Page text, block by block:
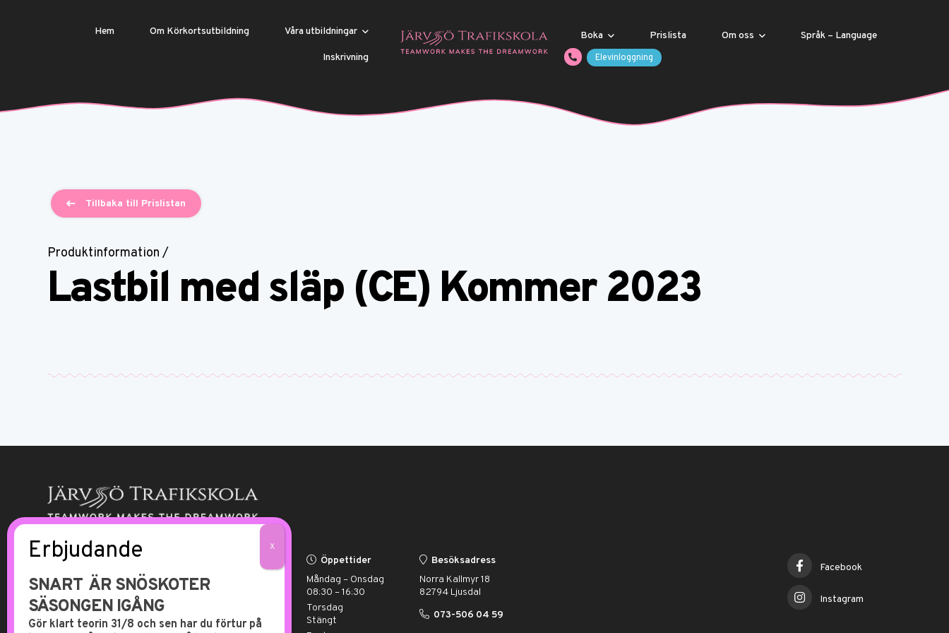
Hem Om Körkortsutbildning Våra utbildningar
Inskrivning
Boka Prislista Om oss Språk – Language
Elevinloggning
Tillbaka till Prislistan
Produktinformation /
Lastbil med släp (CE) Kommer 2023
På Kallmyrs förarutbildning sätter vi
alltid eleven i centrum och anpassar
schemat helt efter elevens behov,
och med skräddarsydda lektioner ger
vi alltid eleven de bästa
Öppettider
Måndag – Onsdag
08:30 – 16:30
Torsdag
Stängt
Besöksadress
Norra Kallmyr 18
82794 Ljusdal
073-506 04 59
Facebook
Instagram
SNART ÄR SNÖSKOTER
SÄSONGEN IGÅNG
Gör klart teorin 31/8 och sen har du förtur på